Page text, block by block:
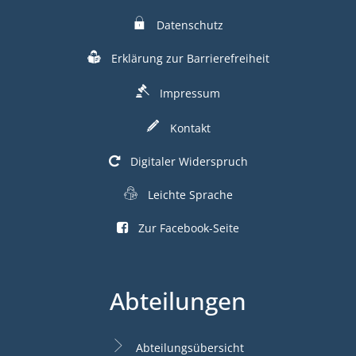
Datenschutz
Erklärung zur Barrierefreiheit
Impressum
Kontakt
Digitaler Widerspruch
Leichte Sprache
Zur Facebook-Seite
Abteilungen
Abteilungsübersicht